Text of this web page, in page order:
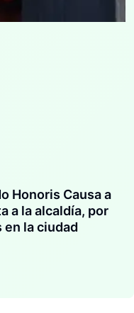
Honoris Causa a
a la alcaldía, por
la ciudad